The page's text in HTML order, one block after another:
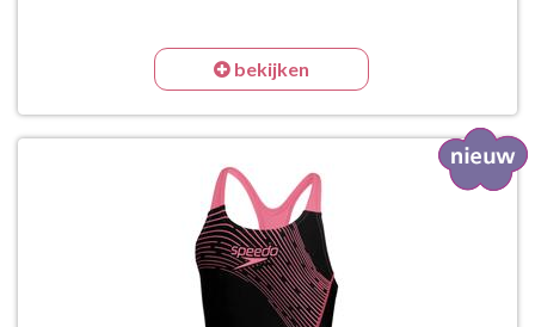
bekijken